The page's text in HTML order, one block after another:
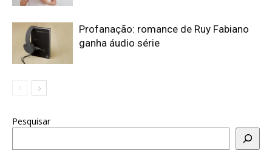
Profanação: romance de Ruy Fabiano
ganha áudio série
Pesquisar